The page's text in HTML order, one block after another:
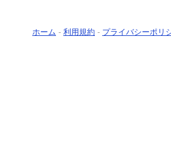
ホーム - 利用規約 - プライバシーポリ